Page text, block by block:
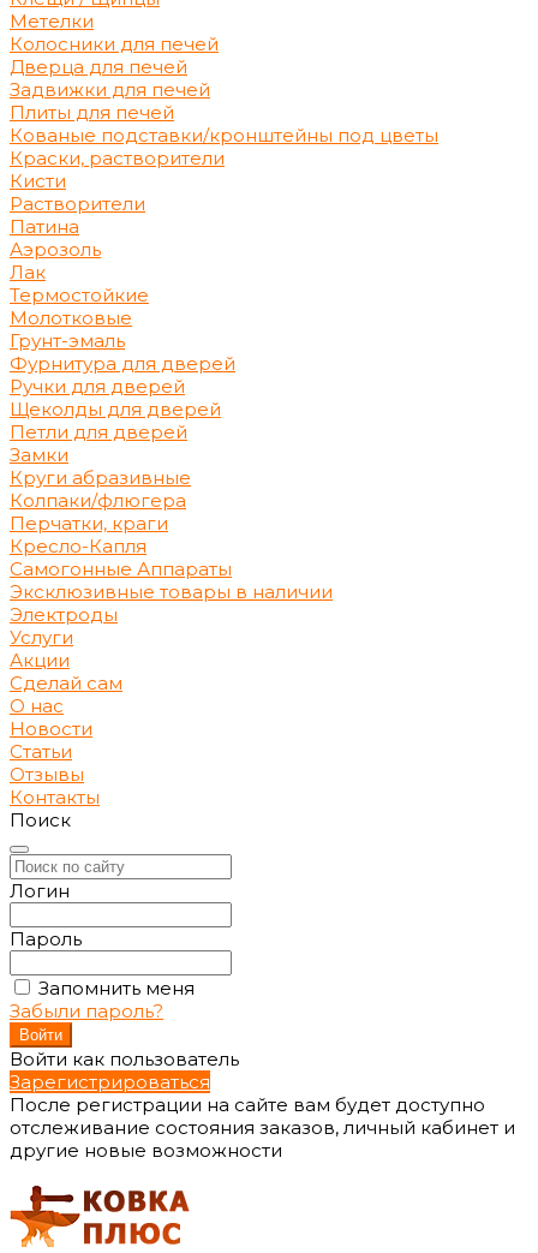
Метелки
Колосники для печей
Дверца для печей
Задвижки для печей
Плиты для печей
Кованые подставки/кронштейны под цветы
Краски, растворители
Кисти
Растворители
Патина
Аэрозоль
Лак
Термостойкие
Молотковые
Грунт-эмаль
Фурнитура для дверей
Ручки для дверей
Щеколды для дверей
Петли для дверей
Замки
Круги абразивные
Колпаки/флюгера
Перчатки, краги
Кресло-Капля
Самогонные Аппараты
Эксклюзивные товары в наличии
Электроды
Услуги
Акции
Сделай сам
О нас
Новости
Статьи
Отзывы
Контакты
Поиск
Логин
Пароль
Запомнить меня
Забыли пароль?
Войти как пользователь
Зарегистрироваться
После регистрации на сайте вам будет доступно
отслеживание состояния заказов, личный кабинет и
другие новые возможности